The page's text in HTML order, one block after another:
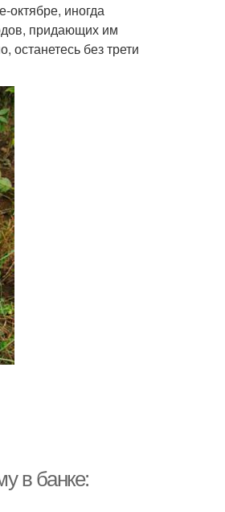
октябре, иногда
придающих им
останетесь без трети
в банке: